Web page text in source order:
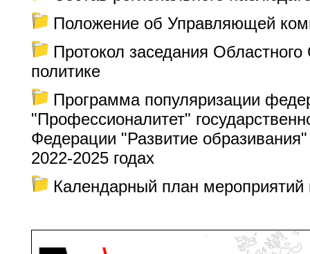
Положение об Управляющей
Протокол заседания Областного
политике
Программа популяризации
"Профессионалитет"
Федерации "Развитие
2022-2025 годах
Календарный план мероприятий